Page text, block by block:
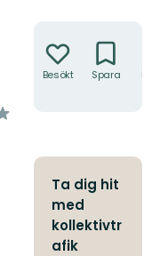
Besökt Spara
Ta dig hit
med
kollektivtr
afik